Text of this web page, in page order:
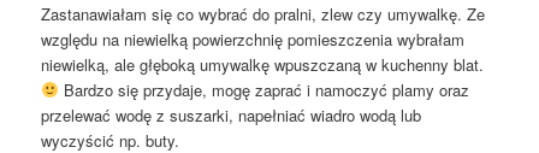
Zastanawiałam się co wybrać do pralni, zlew czy umywalkę. Ze
względu na niewielką powierzchnię pomieszczenia wybrałam
niewielką, ale głęboką umywalkę wpuszczaną w kuchenny blat.
Bardzo się przydaje, mogę zaprać i namoczyć plamy oraz
przelewać wodę z suszarki, napełniać wiadro wodą lub
wyczyścić np. buty.